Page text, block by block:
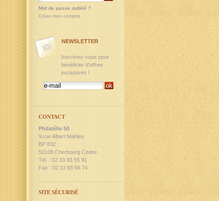
Mot de passe oublié ?
Créer mon compte
NEWSLETTER
Inscrivez-vous pour
bénéficier d'offres
exclusives !
CONTACT
Philatélie 50
9,rue Albert Mahieu
BP 832
50108 Cherbourg Cedex
Tél. : 02 33 93 55 91
Fax : 02 33 93 56 74
SITE SÉCURISÉ